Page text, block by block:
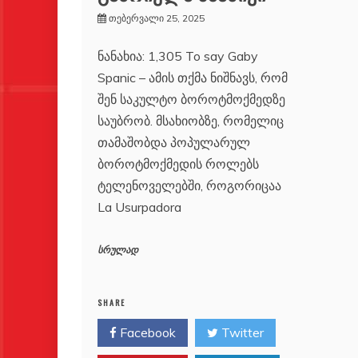
თებერვალი 25, 2025
ნანახია: 1,305 To say Gaby
Spanic – ამის თქმა ნიშნავს, რომ
შენ საკულტო ბოროტმოქმედზე
საუბრობ. მსახიობზე, რომელიც
თამაშობდა პოპულარულ
ბოროტმოქმედის როლებს
ტელენოველებში, როგორიცაა
La Usurpadora
სრულად
SHARE
Facebook Twitter